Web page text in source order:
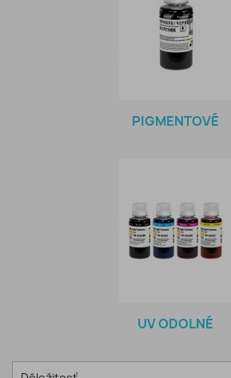
PIGMENTOVÉ
UV ODOLNÉ